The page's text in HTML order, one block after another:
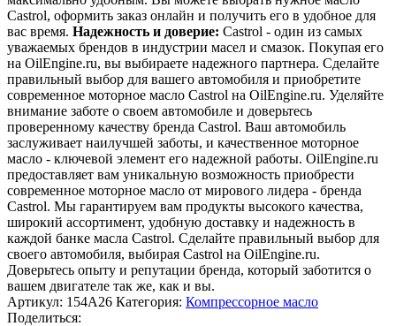
Castrol, оформить заказ онлайн и получить его в удобное для
вас время. Надежность и доверие: Castrol - один из самых
уважаемых брендов в индустрии масел и смазок. Покупая его
на OilEngine.ru, вы выбираете надежного партнера. Сделайте
правильный выбор для вашего автомобиля и приобретите
современное моторное масло Castrol на OilEngine.ru. Уделяйте
внимание заботе о своем автомобиле и доверьтесь
проверенному качеству бренда Castrol. Ваш автомобиль
заслуживает наилучшей заботы, и качественное моторное
масло - ключевой элемент его надежной работы. OilEngine.ru
предоставляет вам уникальную возможность приобрести
современное моторное масло от мирового лидера - бренда
Castrol. Мы гарантируем вам продукты высокого качества,
широкий ассортимент, удобную доставку и надежность в
каждой банке масла Castrol. Сделайте правильный выбор для
своего автомобиля, выбирая Castrol на OilEngine.ru.
Доверьтесь опыту и репутации бренда, который заботится о
вашем двигателе так же, как и вы.
Артикул: 154A26 Категория: Компрессорное масло
Поделиться: